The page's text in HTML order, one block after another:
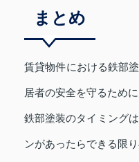
まとめ
賃貸物件における鉄部
居者の安全を守るため
鉄部塗装のタイミング
ンがあったらできる限